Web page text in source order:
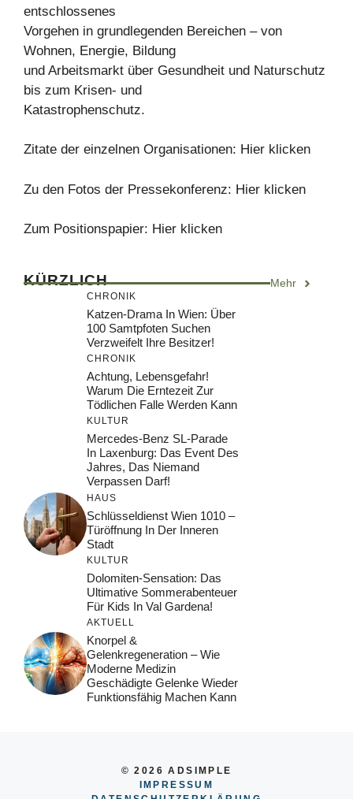
entschlossenes
Vorgehen in grundlegenden Bereichen – von
Wohnen, Energie, Bildung
und Arbeitsmarkt über Gesundheit und Naturschutz
bis zum Krisen- und
Katastrophenschutz.
Zitate der einzelnen Organisationen: Hier klicken
Zu den Fotos der Pressekonferenz: Hier klicken
Zum Positionspapier: Hier klicken
KÜRZLICH Mehr
CHRONIK
Katzen-Drama In Wien: Über
100 Samtpfoten Suchen
Verzweifelt Ihre Besitzer!
CHRONIK
Achtung, Lebensgefahr!
Warum Die Erntezeit Zur
Tödlichen Falle Werden Kann
KULTUR
Mercedes-Benz SL-Parade
In Laxenburg: Das Event Des
Jahres, Das Niemand
Verpassen Darf!
HAUS
Schlüsseldienst Wien 1010 –
Türöffnung In Der Inneren
Stadt
KULTUR
Dolomiten-Sensation: Das
Ultimative Sommerabenteuer
Für Kids In Val Gardena!
AKTUELL
Knorpel &
Gelenkregeneration – Wie
Moderne Medizin
Geschädigte Gelenke Wieder
Funktionsfähig Machen Kann
© 2026 ADSIMPLE
IMPRESSUM